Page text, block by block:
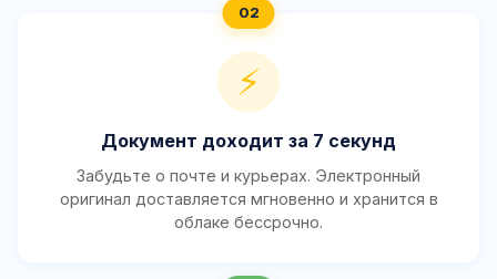
⚡
Документ доходит за 7 секунд
Забудьте о почте и курьерах. Электронный
оригинал доставляется мгновенно и хранится в
облаке бессрочно.